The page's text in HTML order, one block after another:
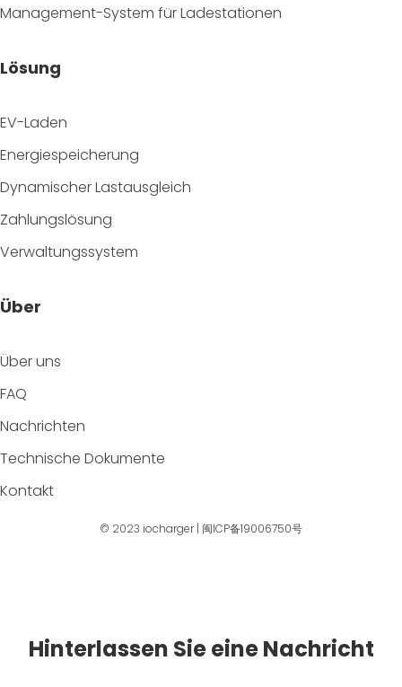
Management-System für Ladestationen
Lösung
EV-Laden
Energiespeicherung
Dynamischer Lastausgleich
Zahlungslösung
Verwaltungssystem
Über
Über uns
FAQ
Nachrichten
Technische Dokumente
Kontakt
© 2023 iocharger| 闽ICP备19006750号
Hinterlassen Sie eine Nachricht